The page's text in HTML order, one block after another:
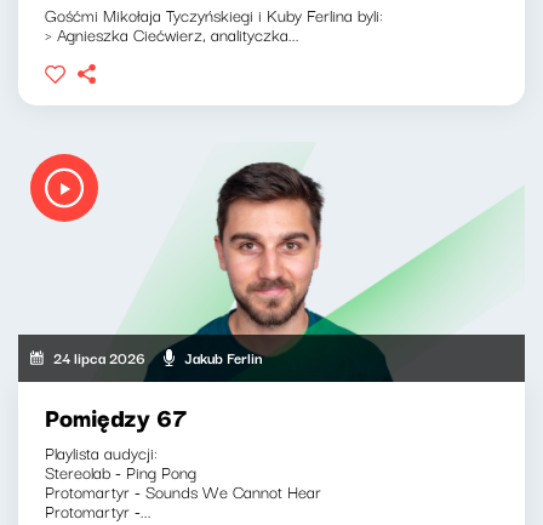
Gośćmi Mikołaja Tyczyńskiegi i Kuby Ferlina byli:
> Agnieszka Ciećwierz, analityczka...
24 lipca 2026 Jakub Ferlin
Pomiędzy 67
Playlista audycji:
Stereolab - Ping Pong
Protomartyr - Sounds We Cannot Hear
Protomartyr -...